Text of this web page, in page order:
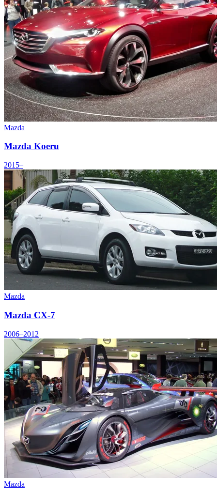
Mazda
Mazda Koeru
2015–
Mazda
Mazda CX-7
2006–2012
Mazda